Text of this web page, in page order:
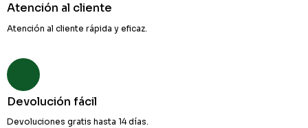
Atención al cliente
Atención al cliente rápida y eficaz.
Devolución fácil
Devoluciones gratis hasta 14 días.